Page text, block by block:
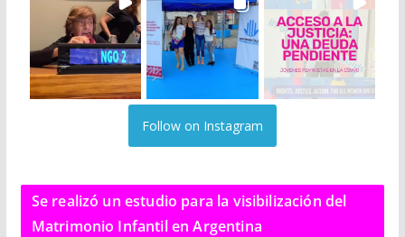
Follow on Instagram
Se realizó un estudio para la visibilización del
Matrimonio Infantil en Argentina